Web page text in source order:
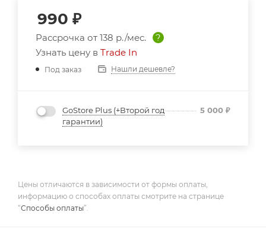
990 ₽
Рассрочка от 138 р./мес.
?
Узнать цену в Trade In
Под заказ Нашли дешевле?
GoStore Plus (+Второй год
гарантии)
5 000 ₽
Цены отличаются в зависимости от формы оплаты,
информацию о способах оплаты смотрите на странице
“Способы оплаты”.